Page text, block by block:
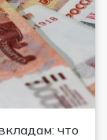
что